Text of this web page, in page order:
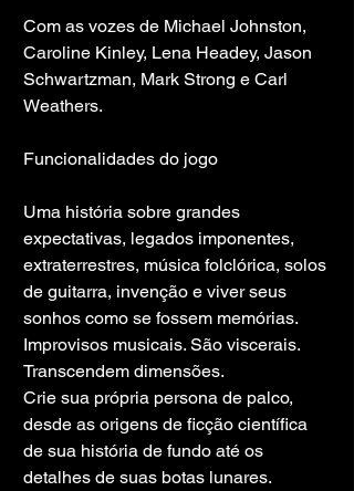
Com as vozes de Michael Johnston,
Caroline Kinley, Lena Headey, Jason
Schwartzman, Mark Strong e Carl
Weathers.
Funcionalidades do jogo
Uma história sobre grandes
expectativas, legados imponentes,
extraterrestres, música folclórica, solos
de guitarra, invenção e viver seus
sonhos como se fossem memórias.
Improvisos musicais. São viscerais.
Transcendem dimensões.
Crie sua própria persona de palco,
desde as origens de ficção científica
de sua história de fundo até os
detalhes de suas botas lunares.